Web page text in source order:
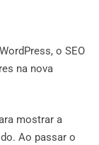
o SEO
na nova
mostrar a
Ao passar o